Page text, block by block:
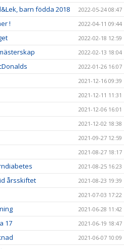
barn födda 2018 2022-05-24 08:47
! 2022-04-11 09:44
2022-02-18 12:59
2022-02-13 18:04
2022-01-26 16:07
2021-12-16 09:39
2021-12-11 11:31
2021-12-06 16:01
2021-12-02 18:38
2021-09-27 12:59
2021-08-27 18:17
2021-08-25 16:23
årsskiftet 2021-08-23 19:39
2021-07-03 17:22
2021-06-28 11:42
17 2021-06-19 18:47
2021-06-07 10:09